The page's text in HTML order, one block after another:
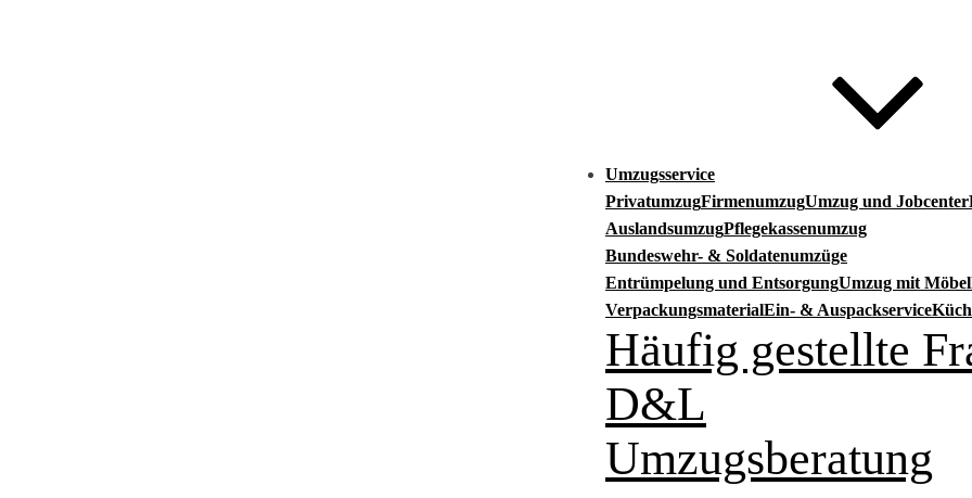
Umzugsservice
PrivatumzugFirmenumzugUmzug und Jobcenter
AuslandsumzugPflegekassenumzug
Bundeswehr- & Soldatenumzüge
Entrümpelung und EntsorgungUmzug mit
VerpackungsmaterialEin- & Auspackservice
Häufig gestellte
D&L
Umzugsberatung